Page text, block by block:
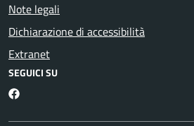
Note legali
Dichiarazione di accessibilità
Extranet
SEGUICI SU
Facebook